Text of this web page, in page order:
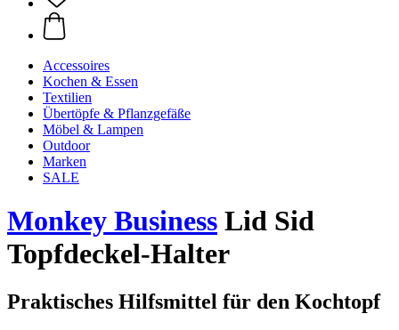
Accessoires
Kochen & Essen
Textilien
Übertöpfe & Pflanzgefäße
Möbel & Lampen
Outdoor
Marken
SALE
Monkey Business Lid Sid
Topfdeckel-Halter
Praktisches Hilfsmittel für den Kochtopf